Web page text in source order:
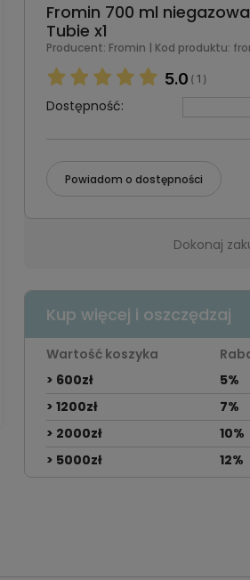
Fromin 700 ml
Tubie x1
Producent: Fromin | Kod produktu:
5.0 ( 1 )
Dostępność:
Powiadom o dostępności
Dokonaj
Kup więcej i oszczędzaj
Wartość koszyka
> 600zł
5%
> 1200zł
7%
> 2000zł
10%
> 5000zł
12%